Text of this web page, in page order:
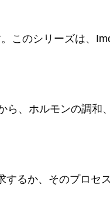
のシリーズは
、ホルモンの調和
るか、そのプロセ